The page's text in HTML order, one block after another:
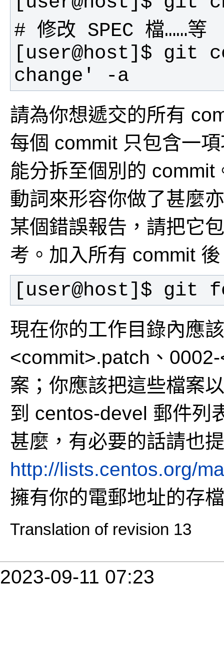
[user@host]$ git
change' -a
請為你想遞交的所有
每個 commit 只包含一
能分拆至個別的
動詞來形容你做了甚麼
某個錯誤報告，請把它
考。加入所有 commit
[user@host]$ git
現在你的工作目錄內應
<commit>.patch、
案；你應該把這些檔案
到 centos-devel 郵件列
甚麼，有必要的話請也
http://lists.centos.org/
擁有你的電郵地址的存
Translation of revision 13
2023-09-11 07:23